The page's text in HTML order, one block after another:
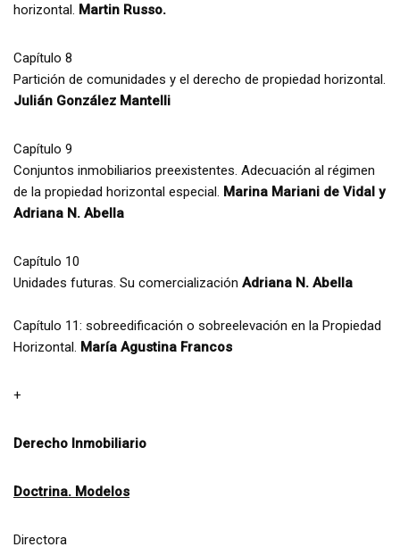
horizontal. Martin Russo.
Capítulo 8
Partición de comunidades y el derecho de propiedad horizontal.
Julián González Mantelli
Capítulo 9
Conjuntos inmobiliarios preexistentes. Adecuación al régimen
de la propiedad horizontal especial. Marina Mariani de Vidal y
Adriana N. Abella
Capítulo 10
Unidades futuras. Su comercialización Adriana N. Abella
Capítulo 11: sobreedificación o sobreelevación en la Propiedad
Horizontal. María Agustina Francos
+
Derecho Inmobiliario
Doctrina. Modelos
Directora